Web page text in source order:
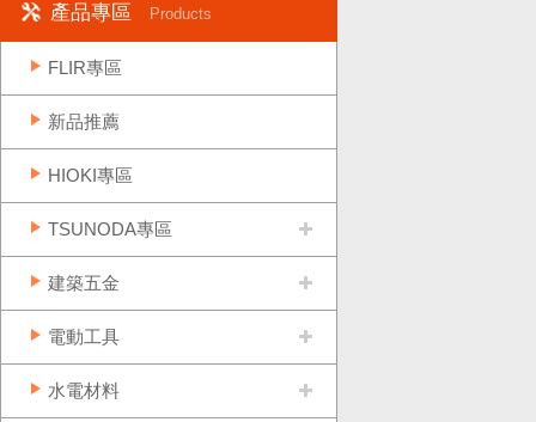
產品專區 Products
FLIR專區
新品推薦
HIOKI專區
TSUNODA專區
建築五金
電動工具
水電材料